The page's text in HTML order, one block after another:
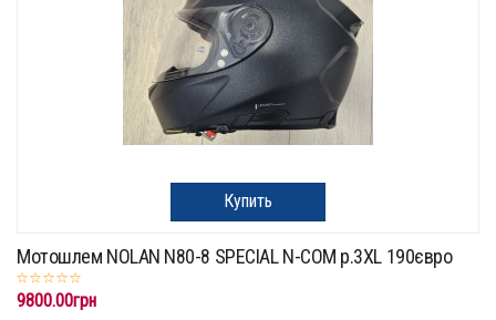
Купить
Мотошлем NOLAN N80-8 SPECIAL N-COM p.3XL 190євро
9800.00грн